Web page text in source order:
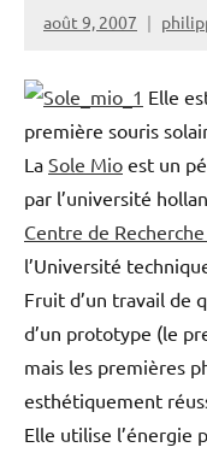
août 9, 2007
Elle
première souris
La Sole Mio est un
par l’université
Centre de
l’Université
Fruit d’un travail de
d’un prototype (le
mais les premières
esthétiquement
Elle utilise l’énergie